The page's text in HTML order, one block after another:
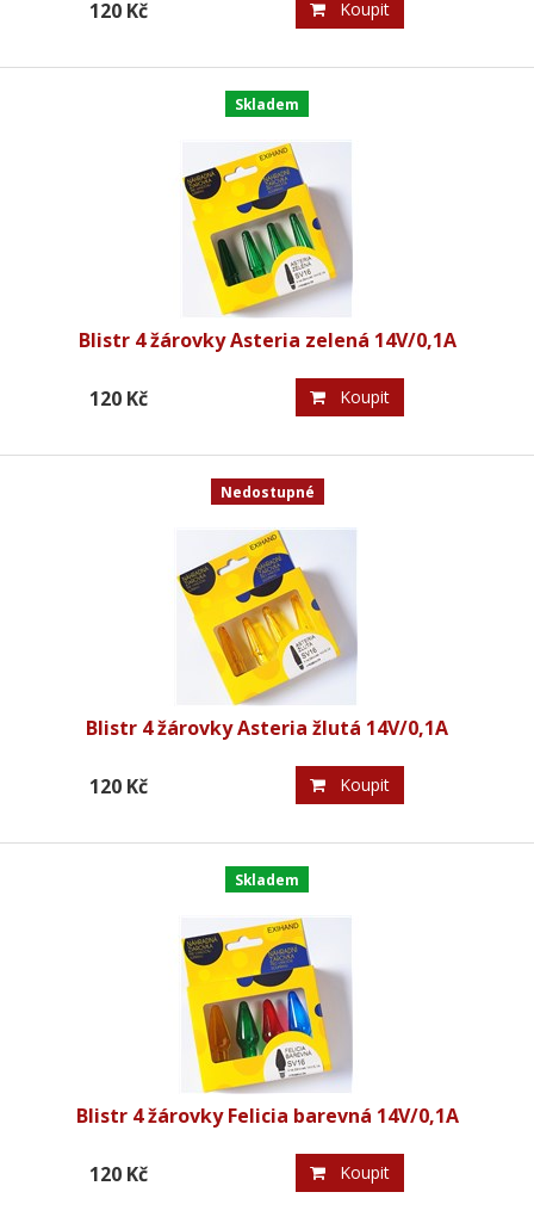
120 Kč Koupit
Blistr 4 žárovky Asteria zelená 14V/0,1A
Skladem
120 Kč Koupit
Blistr 4 žárovky Asteria žlutá 14V/0,1A
Nedostupné
120 Kč Koupit
Blistr 4 žárovky Felicia barevná 14V/0,1A
Skladem
120 Kč Koupit